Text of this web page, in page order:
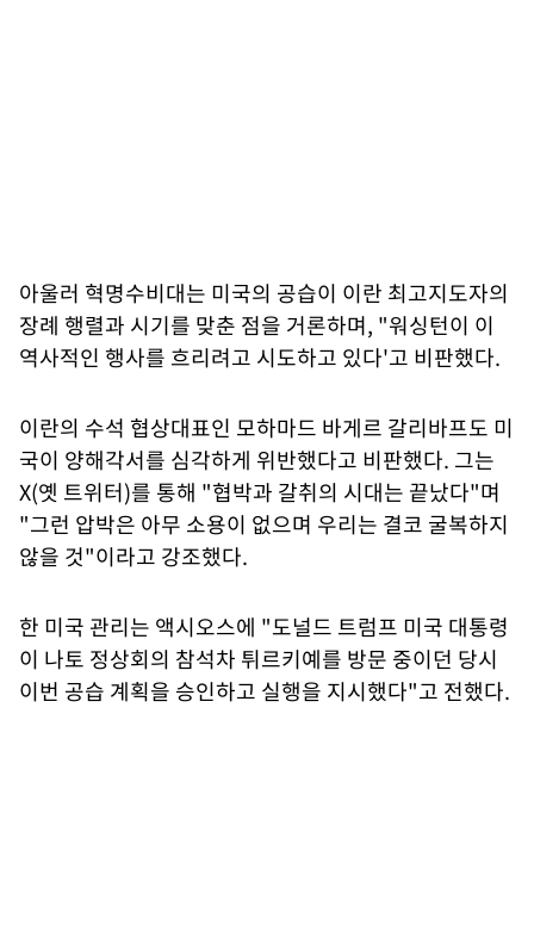
아울러 혁명수비대는 미국의 공습이 이란 최고지도자의
장례 행렬과 시기를 맞춘 점을 거론하며, "워싱턴이 이
역사적인 행사를 흐리려고 시도하고 있다'고 비판했다.
이란의 수석 협상대표인 모하마드 바게르 갈리바프도 미
국이 양해각서를 심각하게 위반했다고 비판했다. 그는
X(옛 트위터)를 통해 "협박과 갈취의 시대는 끝났다"며
"그런 압박은 아무 소용이 없으며 우리는 결코 굴복하지
않을 것"이라고 강조했다.
한 미국 관리는 액시오스에 "도널드 트럼프 미국 대통령
이 나토 정상회의 참석차 튀르키예를 방문 중이던 당시
이번 공습 계획을 승인하고 실행을 지시했다"고 전했다.